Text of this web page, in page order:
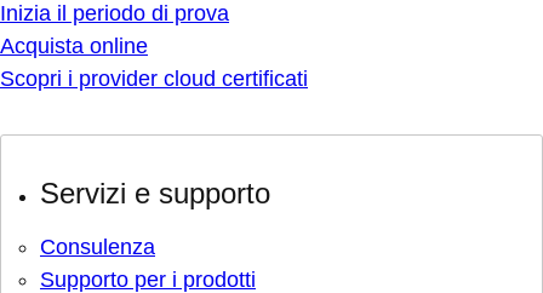
Inizia il periodo di prova
Acquista online
Scopri i provider cloud certificati
Servizi e supporto
Consulenza
Supporto per i prodotti